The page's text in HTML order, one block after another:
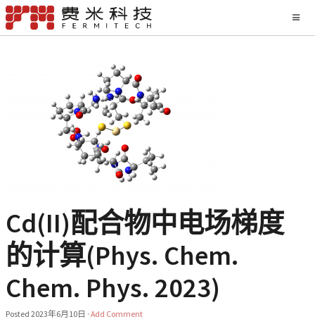
Cd(II)配合物中电场梯度
的计算(Phys. Chem.
Chem. Phys. 2023)
Posted 2023年6月10日 · Add Comment